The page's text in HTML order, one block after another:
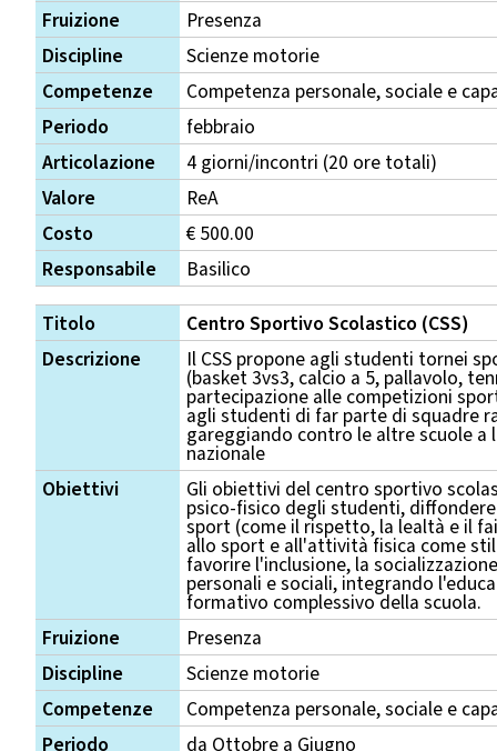
Fruizione
Presenza
Discipline
Scienze motorie
Competenze
Competenza personale, sociale e
Periodo
febbraio
Articolazione
4 giorni/incontri (20 ore totali)
Valore
ReA
Costo
€ 500.00
Responsabile
Basilico
Titolo
Centro Sportivo Scolastico (CSS)
Descrizione
Il CSS propone agli studenti tornei
(basket 3vs3, calcio a 5, pallavolo,
partecipazione alle competizioni
agli studenti di far parte di squadre
gareggiando contro le altre scuole a
nazionale
Obiettivi
Gli obiettivi del centro sportivo
psico-fisico degli studenti,
sport (come il rispetto, la lealtà e il
allo sport e all'attività fisica come
favorire l'inclusione, la
personali e sociali, integrando
formativo complessivo della scuola.
Fruizione
Presenza
Discipline
Scienze motorie
Competenze
Competenza personale, sociale e
Periodo
da Ottobre a Giugno